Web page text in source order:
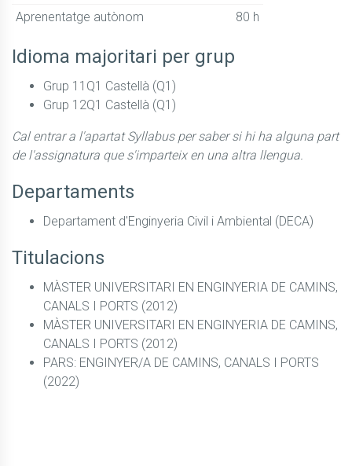
Aprenentatge autònom
80 h
Idioma majoritari per grup
Grup 11Q1 Castellà (Q1)
Grup 12Q1 Castellà (Q1)
Cal entrar a l'apartat Syllabus per saber si hi ha alguna part
de l'assignatura que s'imparteix en una altra llengua.
Departaments
Departament d'Enginyeria Civil i Ambiental (DECA)
Titulacions
MÀSTER UNIVERSITARI EN ENGINYERIA DE CAMINS,
CANALS I PORTS (2012)
MÀSTER UNIVERSITARI EN ENGINYERIA DE CAMINS,
CANALS I PORTS (2012)
PARS: ENGINYER/A DE CAMINS, CANALS I PORTS
(2022)